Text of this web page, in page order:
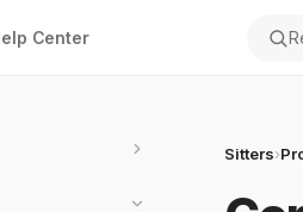
Center
Sitters›